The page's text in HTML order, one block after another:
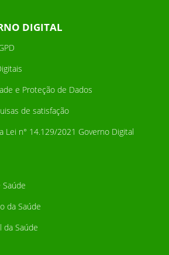
DIGITAL
e Proteção de Dados
de satisfação
Lei n° 14.129/2021 Governo Digital
da Saúde
da Saúde